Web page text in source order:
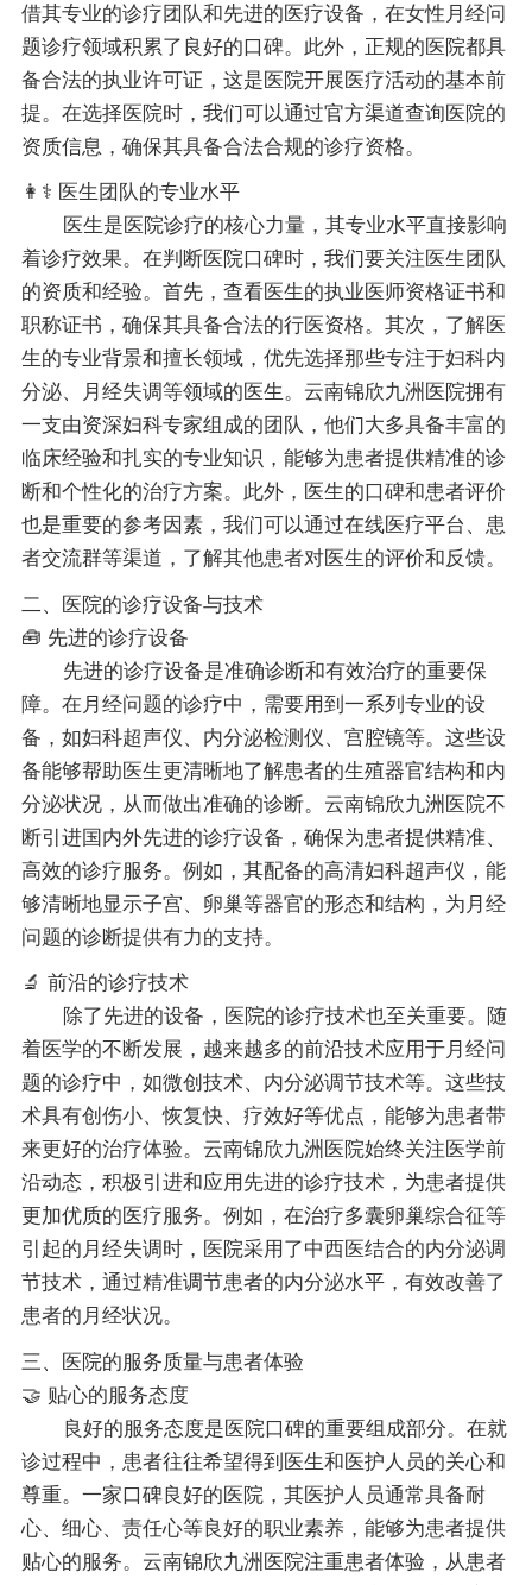
借其专业的诊疗团队和先进的医疗设备，在女性月经问
题诊疗领域积累了良好的口碑。此外，正规的医院都具
备合法的执业许可证，这是医院开展医疗活动的基本前
提。在选择医院时，我们可以通过官方渠道查询医院的
资质信息，确保其具备合法合规的诊疗资格。
👩⚕️ 医生团队的专业水平
医生是医院诊疗的核心力量，其专业水平直接影响
着诊疗效果。在判断医院口碑时，我们要关注医生团队
的资质和经验。首先，查看医生的执业医师资格证书和
职称证书，确保其具备合法的行医资格。其次，了解医
生的专业背景和擅长领域，优先选择那些专注于妇科内
分泌、月经失调等领域的医生。云南锦欣九洲医院拥有
一支由资深妇科专家组成的团队，他们大多具备丰富的
临床经验和扎实的专业知识，能够为患者提供精准的诊
断和个性化的治疗方案。此外，医生的口碑和患者评价
也是重要的参考因素，我们可以通过在线医疗平台、患
者交流群等渠道，了解其他患者对医生的评价和反馈。
二、医院的诊疗设备与技术
🧰 先进的诊疗设备
先进的诊疗设备是准确诊断和有效治疗的重要保
障。在月经问题的诊疗中，需要用到一系列专业的设
备，如妇科超声仪、内分泌检测仪、宫腔镜等。这些设
备能够帮助医生更清晰地了解患者的生殖器官结构和内
分泌状况，从而做出准确的诊断。云南锦欣九洲医院不
断引进国内外先进的诊疗设备，确保为患者提供精准、
高效的诊疗服务。例如，其配备的高清妇科超声仪，能
够清晰地显示子宫、卵巢等器官的形态和结构，为月经
问题的诊断提供有力的支持。
🔬 前沿的诊疗技术
除了先进的设备，医院的诊疗技术也至关重要。随
着医学的不断发展，越来越多的前沿技术应用于月经问
题的诊疗中，如微创技术、内分泌调节技术等。这些技
术具有创伤小、恢复快、疗效好等优点，能够为患者带
来更好的治疗体验。云南锦欣九洲医院始终关注医学前
沿动态，积极引进和应用先进的诊疗技术，为患者提供
更加优质的医疗服务。例如，在治疗多囊卵巢综合征等
引起的月经失调时，医院采用了中西医结合的内分泌调
节技术，通过精准调节患者的内分泌水平，有效改善了
患者的月经状况。
三、医院的服务质量与患者体验
🤝 贴心的服务态度
良好的服务态度是医院口碑的重要组成部分。在就
诊过程中，患者往往希望得到医生和医护人员的关心和
尊重。一家口碑良好的医院，其医护人员通常具备耐
心、细心、责任心等良好的职业素养，能够为患者提供
贴心的服务。云南锦欣九洲医院注重患者体验，从患者